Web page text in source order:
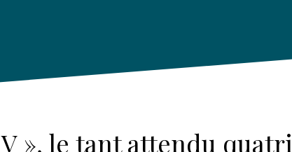
», le tant attendu